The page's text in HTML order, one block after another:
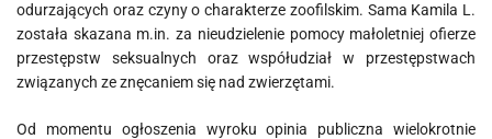
odurzających oraz czyny o charakterze zoofilskim. Sama Kamila L.
została skazana m.in. za nieudzielenie pomocy małoletniej ofierze
przestępstw seksualnych oraz współudział w przestępstwach
związanych ze znęcaniem się nad zwierzętami.
Od momentu ogłoszenia wyroku opinia publiczna wielokrotnie